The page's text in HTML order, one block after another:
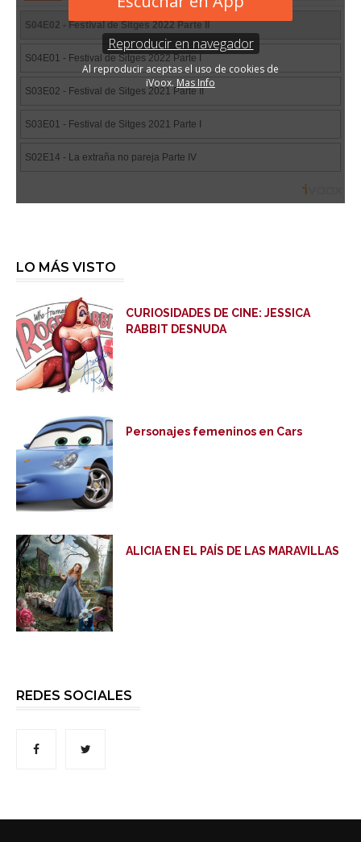
LO MÁS VISTO
CURIOSIDADES DE CINE: JESSICA
RABBIT DESNUDA
Personajes femeninos en Cars
ALICIA EN EL PAÍS DE LAS MARAVILLAS
REDES SOCIALES